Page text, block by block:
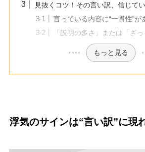
見抜くコツ！その言い訳、信じて
言っている内容に“一貫性”が
「説明の多さ」または「ざ
もっと見る
浮気のサインは“言い訳”に現